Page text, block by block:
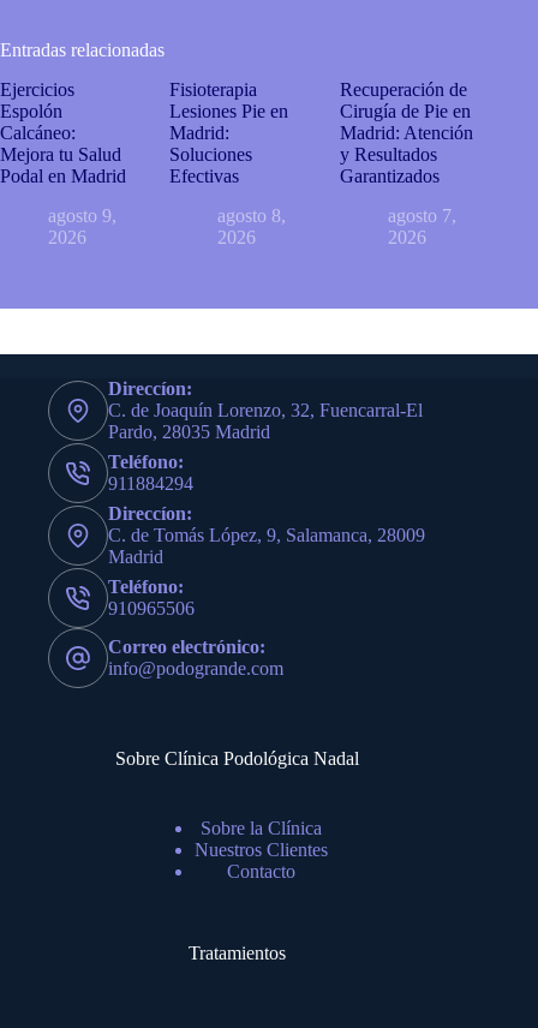
Entradas relacionadas
Ejercicios
Espolón
Calcáneo:
Mejora tu Salud
Podal en Madrid
agosto 9,
2026
Fisioterapia
Lesiones Pie en
Madrid:
Soluciones
Efectivas
agosto 8,
2026
Recuperación de
Cirugía de Pie en
Madrid: Atención
y Resultados
Garantizados
agosto 7,
2026
Direccíon:
C. de Joaquín Lorenzo, 32, Fuencarral-El
Pardo, 28035 Madrid
Teléfono:
911884294
Direccíon:
C. de Tomás López, 9, Salamanca, 28009
Madrid
Teléfono:
910965506
Correo electrónico:
info@podogrande.com
Sobre Clínica Podológica Nadal
Sobre la Clínica
Nuestros Clientes
Contacto
Tratamientos